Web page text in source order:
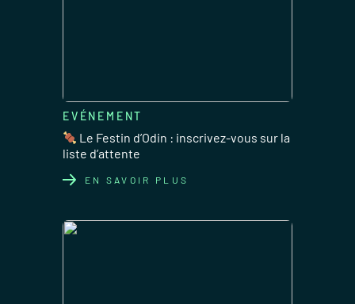
EN SAVOIR PLUS
EVÉNEMENT
Le Festin d’Odin : inscrivez-vous sur la
liste d’attente